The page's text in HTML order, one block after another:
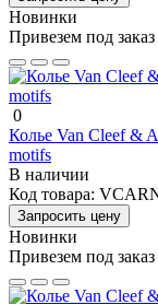
Новинки
Привезем под заказ
0
Колье Van Cleef &
motifs
В наличии
Код товара:
Запросить цену
Новинки
Привезем под заказ